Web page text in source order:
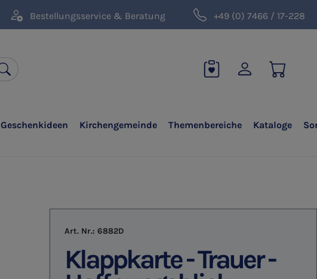
Bestellungsservice & Beratung +49 (0) 7466 / 17-228
Geschenkideen Kirchengemeinde Themenbereiche Kataloge
Art. Nr.: 6882D
Klappkarte - Trauer -